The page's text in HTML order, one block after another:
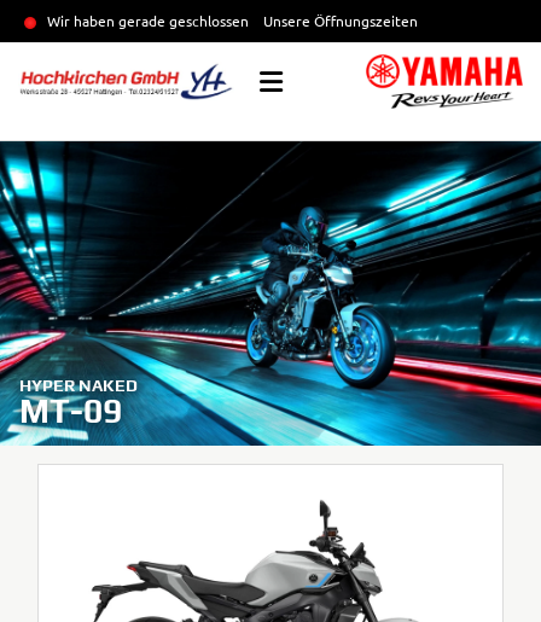
Wir haben gerade geschlossen Unsere Öffnungszeiten
HYPER NAKED
MT-09